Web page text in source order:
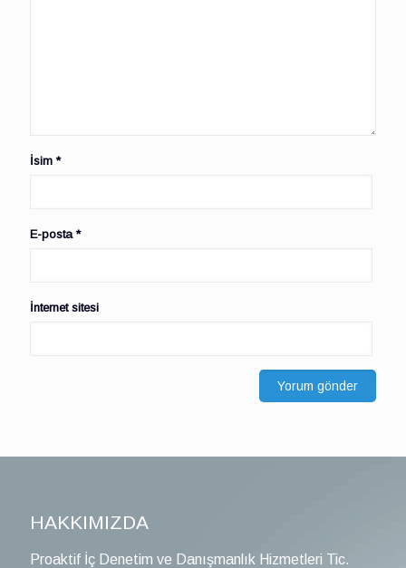
İsim *
E-posta *
İnternet sitesi
HAKKIMIZDA
Proaktif İç Denetim ve Danışmanlık Hizmetleri Tic.